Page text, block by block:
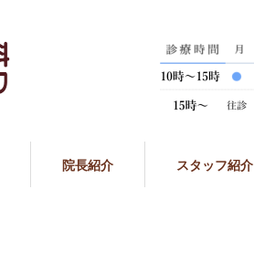
院長紹介 スタッフ紹介